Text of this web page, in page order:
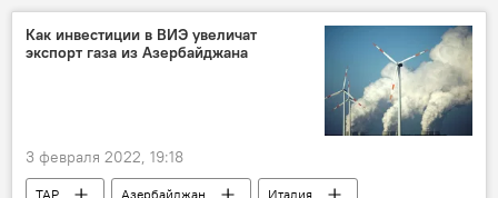
Как инвестиции в ВИЭ увеличат
экспорт газа из Азербайджана
3 февраля 2022, 19:18
TAP Азербайджан Италия